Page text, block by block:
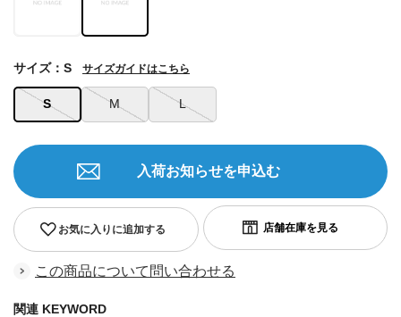
S M L
サイズ：S サイズガイドはこちら
お気に入りに追加する
入荷お知らせを申込む
この商品について問い合わせる
関連 KEYWORD